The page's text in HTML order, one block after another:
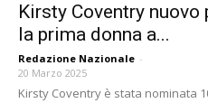
Kirsty Coventry nuovo
la prima donna a...
Redazione Nazionale -
20 Marzo 2025
Kirsty Coventry è stata nominata